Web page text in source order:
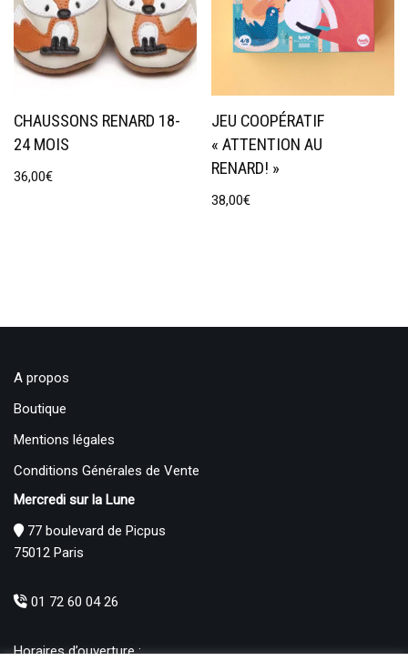
CHAUSSONS RENARD 18-
24 MOIS
36,00€
JEU COOPÉRATIF
« ATTENTION AU
RENARD! »
38,00€
A propos
Boutique
Mentions légales
Conditions Générales de Vente
Mercredi sur la Lune
77 boulevard de Picpus
75012 Paris
01 72 60 04 26
Horaires d’ouverture :